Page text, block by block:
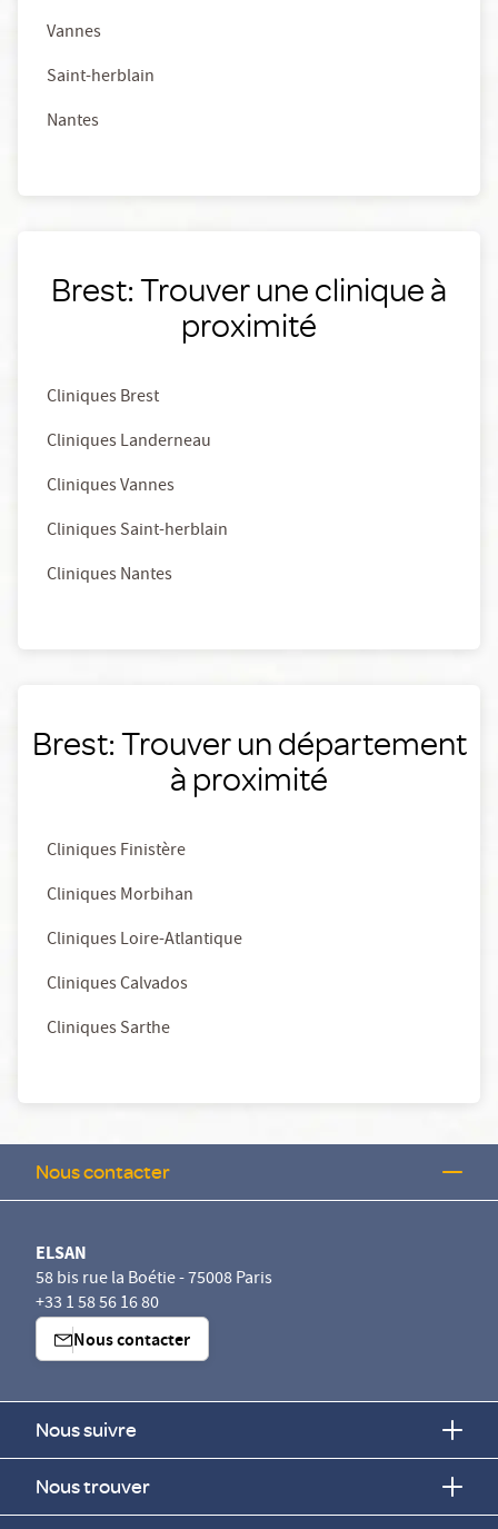
Vannes
Saint-herblain
Nantes
Brest: Trouver une clinique à
proximité
Cliniques Brest
Cliniques Landerneau
Cliniques Vannes
Cliniques Saint-herblain
Cliniques Nantes
Brest: Trouver un département
à proximité
Cliniques Finistère
Cliniques Morbihan
Cliniques Loire-Atlantique
Cliniques Calvados
Cliniques Sarthe
Nous contacter
ELSAN
58 bis rue la Boétie - 75008 Paris
+33 1 58 56 16 80
Nous contacter
Nous suivre
Nous trouver